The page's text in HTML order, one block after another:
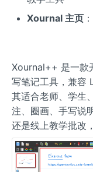
Xournal 主页：
Xournal++ 是一款
写笔记工具，兼容
其适合老师、学生
注、圈画、手写说
还是线上教学批改